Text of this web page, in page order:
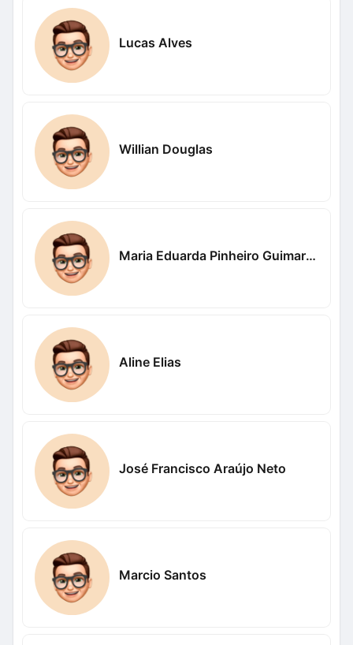
Lucas Alves
Willian Douglas
Maria Eduarda Pinheiro Guimaraes
Aline Elias
José Francisco Araújo Neto
Marcio Santos